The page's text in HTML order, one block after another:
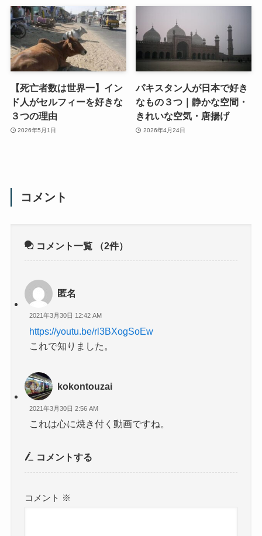
【死亡者数は世界一】イン
ド人がセルフィーを好きな
３つの理由
2026年5月1日
パキスタン人が日本で好き
なもの３つ｜静かな空間・
きれいな空気・唐揚げ
2026年4月24日
コメント
コメント一覧 （2件）
匿名
2021年3月30日 12:42 AM
https://youtu.be/rl3BXogSoEw
これで知りました。
kokontouzai
2021年3月30日 2:56 AM
これは心に焼き付く動画ですね。
コメントする
コメント ※